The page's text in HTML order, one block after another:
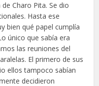
Charo Pita. Se dio
Hasta ese
bien qué papel cumplía
único que sabía era
las reuniones del
El primero de sus
ellos tampoco sabían
decidieron